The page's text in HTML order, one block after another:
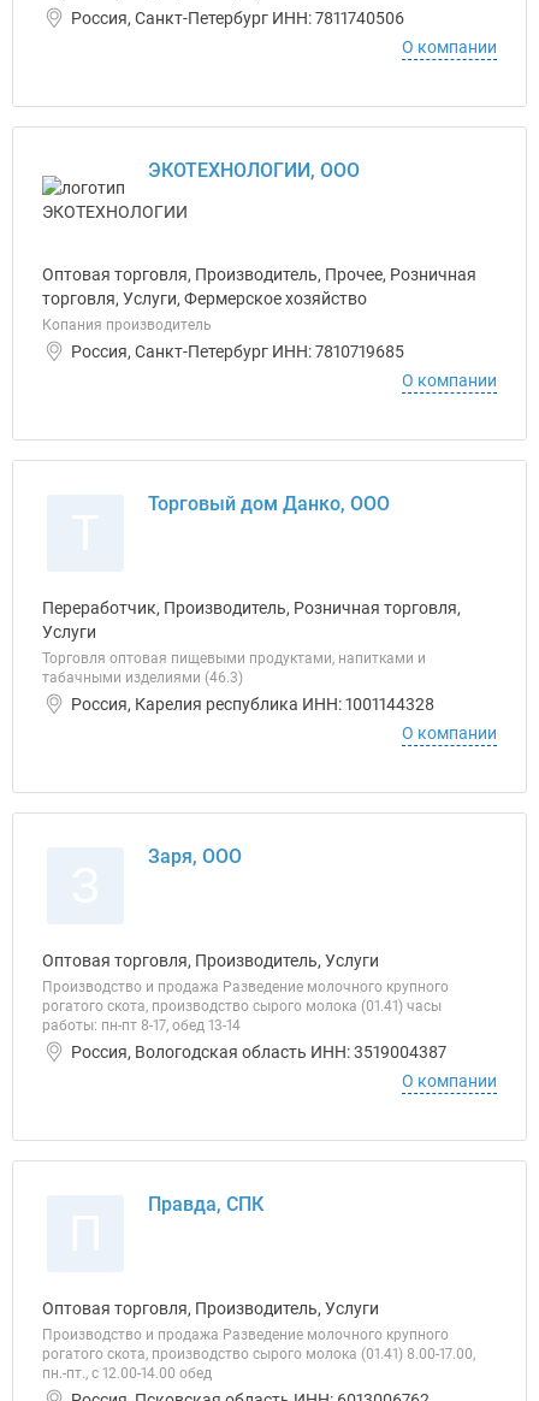
Россия, Санкт-Петербург ИНН: 7811740506
О компании
ЭКОТЕХНОЛОГИИ, ООО
Оптовая торговля, Производитель, Прочее, Розничная
торговля, Услуги, Фермерское хозяйство
Копания производитель
Россия, Санкт-Петербург ИНН: 7810719685
О компании
Торговый дом Данко, ООО
Переработчик, Производитель, Розничная торговля,
Услуги
Торговля оптовая пищевыми продуктами, напитками и
табачными изделиями (46.3)
Россия, Карелия республика ИНН: 1001144328
О компании
Заря, ООО
Оптовая торговля, Производитель, Услуги
Производство и продажа Разведение молочного крупного
рогатого скота, производство сырого молока (01.41) часы
работы: пн-пт 8-17, обед 13-14
Россия, Вологодская область ИНН: 3519004387
О компании
Правда, СПК
Оптовая торговля, Производитель, Услуги
Производство и продажа Разведение молочного крупного
рогатого скота, производство сырого молока (01.41) 8.00-17.00,
пн.-пт., с 12.00-14.00 обед